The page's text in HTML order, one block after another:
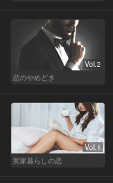
Vol.2
恋のやめどき
Vol.1
実家暮らしの恋